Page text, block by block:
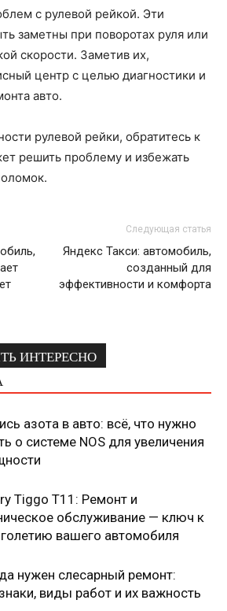
с рулевой рейкой. Эти
заметны при поворотах руля или
скорости. Заметив их,
центр с целью диагностики и
авто.
рулевой рейки, обратитесь к
решить проблему и избежать
Следующая статья
Яндекс Такси: автомобиль,
созданный для
эффективности и комфорта
ИНТЕРЕСНО
азота в авто: всё, что нужно
о системе NOS для увеличения
Tiggo T11: Ремонт и
обслуживание — ключ к
вашего автомобиля
нужен слесарный ремонт:
виды работ и их важность